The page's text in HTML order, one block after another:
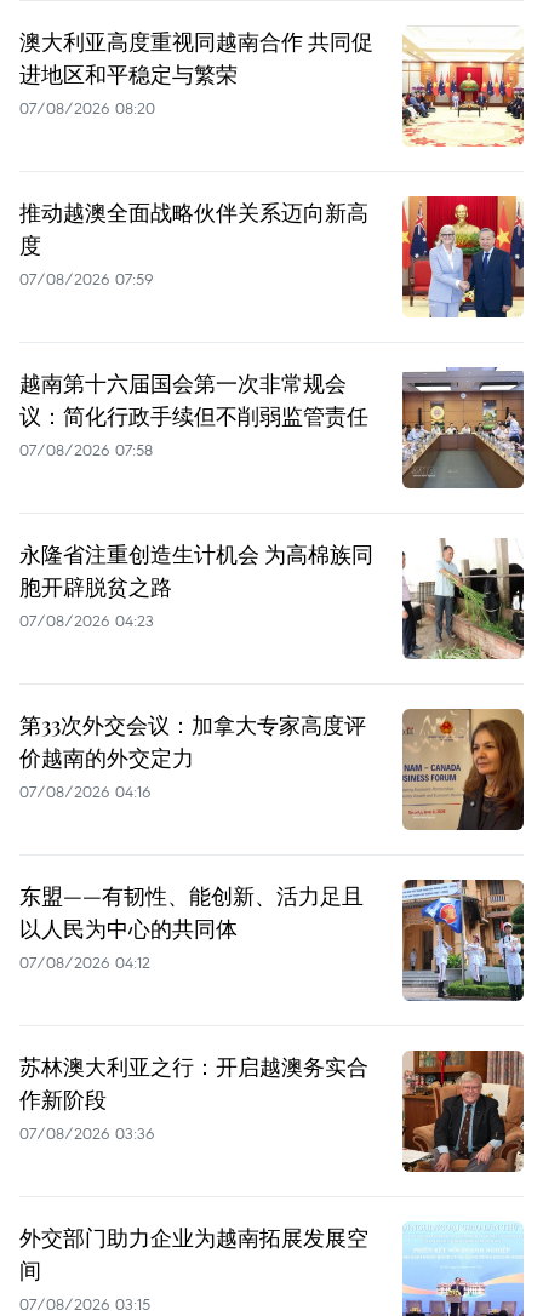
澳大利亚高度重视同越南合作 共同促
进地区和平稳定与繁荣
07/08/2026 08:20
推动越澳全面战略伙伴关系迈向新高
度
07/08/2026 07:59
越南第十六届国会第一次非常规会
议：简化行政手续但不削弱监管责任
07/08/2026 07:58
永隆省注重创造生计机会 为高棉族同
胞开辟脱贫之路
07/08/2026 04:23
第33次外交会议：加拿大专家高度评
价越南的外交定力
07/08/2026 04:16
东盟——有韧性、能创新、活力足且
以人民为中心的共同体
07/08/2026 04:12
苏林澳大利亚之行：开启越澳务实合
作新阶段
07/08/2026 03:36
外交部门助力企业为越南拓展发展空
间
07/08/2026 03:15